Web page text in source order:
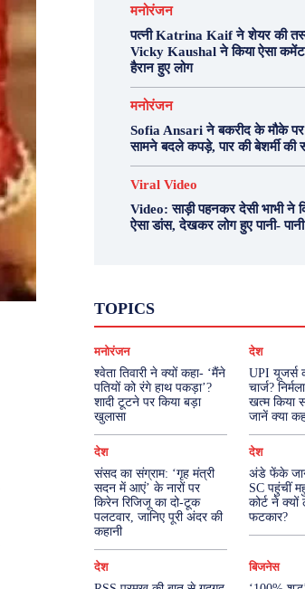
मनोरंजन
पत्नी Katrina Kaif ने शेयर की
Vicky Kaushal ने किया ऐसा
हैरान हुए लोग
मनोरंजन
Sofia Ansari ने बकरीद के मौके
सामने बदले कपड़े, पार की बेशर्मी की
Viral Video
Video: साड़ी पहनकर देसी भाभी ने
ऐसा डांस, देखकर लोग हुए पानी- पानी
TOPICS
दुनिया
मनोरंजन
राजनीति
मनोरंजन
श्वेता तिवारी ने क्यों कहा- ‘मैंने
पतियों को रंगे हाथ पकड़ा’?
शादी टूटने पर किया बड़ा
खुलासा
देश
UPI यूजर्स
चार्ज?
खत्म किया
जानें क्या
देश
संसद का संग्राम: ‘गृह मंत्री
सदन में आएं’ के नारों पर
किरेन रिजिजू का दो-टूक
पलटवार, जानिए पूरी अंदर की
कहानी
देश
अंडे फेंके
SC पहुंचीं
कोर्ट ने
फटकार?
देश
बिजनेस